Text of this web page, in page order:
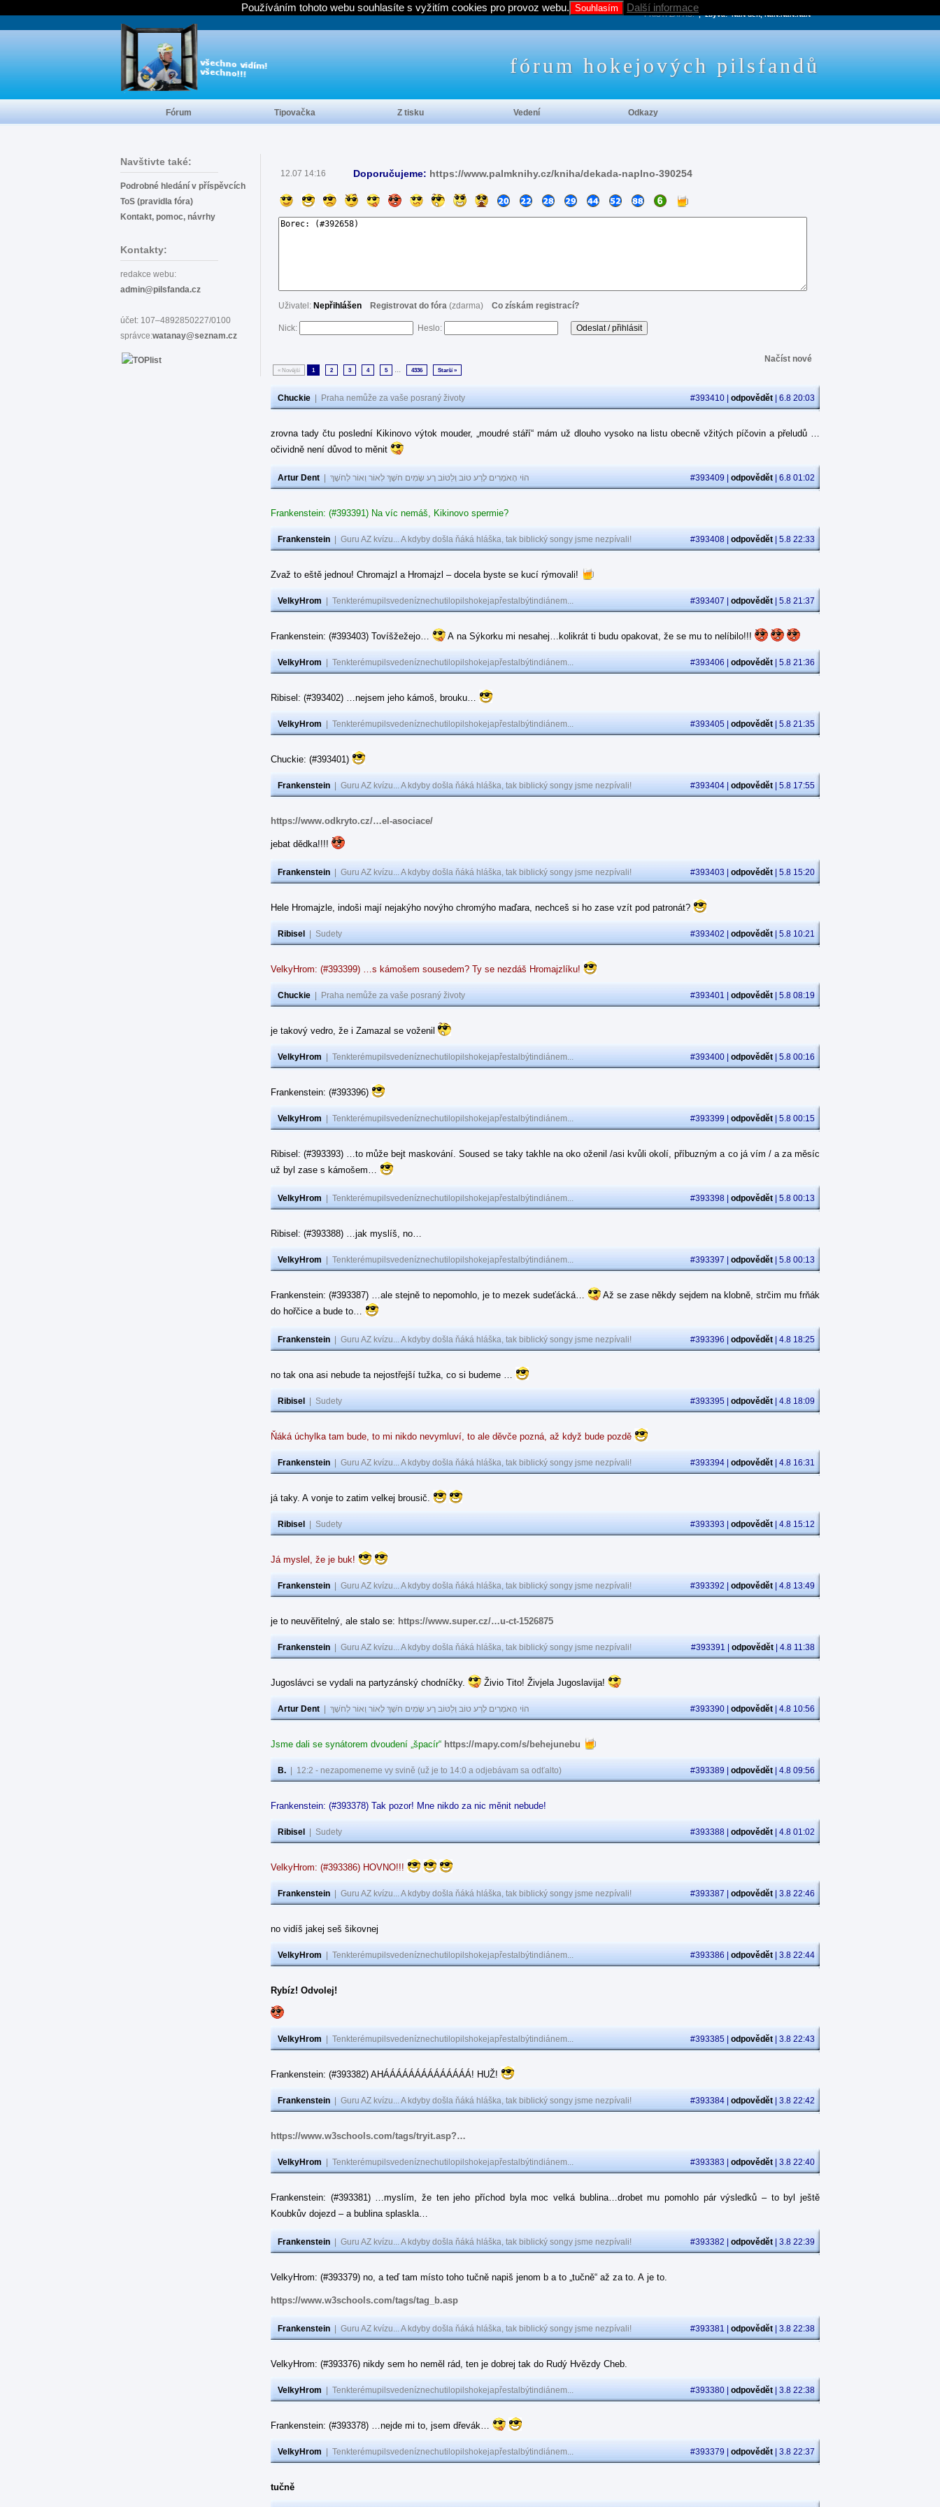
Navštivte také:
Podrobné hledání v příspěvcích
ToS (pravidla fóra)
Kontakt, pomoc, návrhy
Kontakty:
redakce webu:
admin@pilsfanda.cz
účet: 107–4892850227/0100
správce:watanay@seznam.cz
12.07 14:16 Doporučujeme: https://www.palmknihy.cz/kniha/dekada-naplno-390254
Uživatel: Nepřihlášen Registrovat do fóra (zdarma) Co získám registrací?
Nick: Heslo:
Načíst nové
« Novější 1 2 3 4 5 ... 4336 Starší »
Chuckie Praha nemůže za vaše posraný životy #393410 | odpovědět | 6.8 20:03
zrovna tady čtu poslední Kikinovo výtok mouder, „moudré stáří“ mám už dlouho vysoko na listu obecně vžitých píčovin a přeludů …
očividně není důvod to měnit
Artur Dent הוֹי הָאֹמְרִים לָרַע טוֹב וְלַטּוֹב רָע שָׂמִים חֹשֶׁךְ לְאוֹר וְאוֹר לְחֹשֶׁךְ #393409 | odpovědět | 6.8 01:02
Frankenstein: (#393391) Na víc nemáš, Kikinovo spermie?
Frankenstein Guru AZ kvízu... A kdyby došla ňáká hláška, tak biblický songy jsme nezpívali! #393408 | odpovědět | 5.8 22:33
Zvaž to eště jednou! Chromajzl a Hromajzl – docela byste se kucí rýmovali!
VelkyHrom Tenkterémupilsvedeníznechutilopilshokejapřestalbýtindiánem... #393407 | odpovědět | 5.8 21:37
Frankenstein: (#393403) Tovíšžežejo… A na Sýkorku mi nesahej…kolikrát ti budu opakovat, že se mu to nelíbilo!!!
VelkyHrom Tenkterémupilsvedeníznechutilopilshokejapřestalbýtindiánem... #393406 | odpovědět | 5.8 21:36
Ribisel: (#393402) …nejsem jeho kámoš, brouku…
VelkyHrom Tenkterémupilsvedeníznechutilopilshokejapřestalbýtindiánem... #393405 | odpovědět | 5.8 21:35
Chuckie: (#393401)
Frankenstein Guru AZ kvízu... A kdyby došla ňáká hláška, tak biblický songy jsme nezpívali! #393404 | odpovědět | 5.8 17:55
https://www.odkryto.cz/…el-asociace/
jebat dědka!!!!
Frankenstein Guru AZ kvízu... A kdyby došla ňáká hláška, tak biblický songy jsme nezpívali! #393403 | odpovědět | 5.8 15:20
Hele Hromajzle, indoši mají nejakýho novýho chromýho maďara, nechceš si ho zase vzít pod patronát?
Ribisel Sudety #393402 | odpovědět | 5.8 10:21
VelkyHrom: (#393399) …s kámošem sousedem? Ty se nezdáš Hromajzlíku!
Chuckie Praha nemůže za vaše posraný životy #393401 | odpovědět | 5.8 08:19
je takový vedro, že i Zamazal se voženil
VelkyHrom Tenkterémupilsvedeníznechutilopilshokejapřestalbýtindiánem... #393400 | odpovědět | 5.8 00:16
Frankenstein: (#393396)
VelkyHrom Tenkterémupilsvedeníznechutilopilshokejapřestalbýtindiánem... #393399 | odpovědět | 5.8 00:15
Ribisel: (#393393) …to může bejt maskování. Soused se taky takhle na oko oženil /asi kvůli okolí, příbuzným a co já vím / a za měsíc
už byl zase s kámošem…
VelkyHrom Tenkterémupilsvedeníznechutilopilshokejapřestalbýtindiánem... #393398 | odpovědět | 5.8 00:13
Ribisel: (#393388) …jak myslíš, no…
VelkyHrom Tenkterémupilsvedeníznechutilopilshokejapřestalbýtindiánem... #393397 | odpovědět | 5.8 00:13
Frankenstein: (#393387) …ale stejně to nepomohlo, je to mezek sudeťácká…
Až se zase někdy sejdem na klobně, strčim mu frňák
do hořčice a bude to…
Frankenstein Guru AZ kvízu... A kdyby došla ňáká hláška, tak biblický songy jsme nezpívali! #393396 | odpovědět | 4.8 18:25
no tak ona asi nebude ta nejostřejší tužka, co si budeme …
Ribisel Sudety #393395 | odpovědět | 4.8 18:09
Ňáká úchylka tam bude, to mi nikdo nevymluví, to ale děvče pozná, až když bude pozdě
Frankenstein Guru AZ kvízu... A kdyby došla ňáká hláška, tak biblický songy jsme nezpívali! #393394 | odpovědět | 4.8 16:31
já taky. A vonje to zatim velkej brousič.
Ribisel Sudety #393393 | odpovědět | 4.8 15:12
Já myslel, že je buk!
Frankenstein Guru AZ kvízu... A kdyby došla ňáká hláška, tak biblický songy jsme nezpívali! #393392 | odpovědět | 4.8 13:49
je to neuvěřitelný, ale stalo se: https://www.super.cz/…u-ct-1526875
Frankenstein Guru AZ kvízu... A kdyby došla ňáká hláška, tak biblický songy jsme nezpívali! #393391 | odpovědět | 4.8 11:38
Jugoslávci se vydali na partyzánský chodníčky. Živio Tito! Živjela Jugoslavija!
Artur Dent הוֹי הָאֹמְרִים לָרַע טוֹב וְלַטּוֹב רָע שָׂמִים חֹשֶׁךְ לְאוֹר וְאוֹר לְחֹשֶׁךְ #393390 | odpovědět | 4.8 10:56
Jsme dali se synátorem dvoudení „špacír“ https://mapy.com/s/behejunebu
B. 12:2 - nezapomeneme vy svině (už je to 14:0 a odjebávam sa odťalto) #393389 | odpovědět | 4.8 09:56
Frankenstein: (#393378) Tak pozor! Mne nikdo za nic měnit nebude!
Ribisel Sudety #393388 | odpovědět | 4.8 01:02
VelkyHrom: (#393386) HOVNO!!!
Frankenstein Guru AZ kvízu... A kdyby došla ňáká hláška, tak biblický songy jsme nezpívali! #393387 | odpovědět | 3.8 22:46
no vidíš jakej seš šikovnej
VelkyHrom Tenkterémupilsvedeníznechutilopilshokejapřestalbýtindiánem... #393386 | odpovědět | 3.8 22:44
Rybíz! Odvolej!
VelkyHrom Tenkterémupilsvedeníznechutilopilshokejapřestalbýtindiánem... #393385 | odpovědět | 3.8 22:43
Frankenstein: (#393382) AHÁÁÁÁÁÁÁÁÁÁÁÁÁÁ! HUŽ!
Frankenstein Guru AZ kvízu... A kdyby došla ňáká hláška, tak biblický songy jsme nezpívali! #393384 | odpovědět | 3.8 22:42
https://www.w3schools.com/tags/tryit.asp?…
VelkyHrom Tenkterémupilsvedeníznechutilopilshokejapřestalbýtindiánem... #393383 | odpovědět | 3.8 22:40
Frankenstein: (#393381) …myslím, že ten jeho příchod byla moc velká bublina…drobet mu pomohlo pár výsledků – to byl ještě
Koubkův dojezd – a bublina splaskla…
Frankenstein Guru AZ kvízu... A kdyby došla ňáká hláška, tak biblický songy jsme nezpívali! #393382 | odpovědět | 3.8 22:39
VelkyHrom: (#393379) no, a teď tam místo toho tučně napiš jenom b a to „tučně“ až za to. A je to.
https://www.w3schools.com/tags/tag_b.asp
Frankenstein Guru AZ kvízu... A kdyby došla ňáká hláška, tak biblický songy jsme nezpívali! #393381 | odpovědět | 3.8 22:38
VelkyHrom: (#393376) nikdy sem ho neměl rád, ten je dobrej tak do Rudý Hvězdy Cheb.
VelkyHrom Tenkterémupilsvedeníznechutilopilshokejapřestalbýtindiánem... #393380 | odpovědět | 3.8 22:38
Frankenstein: (#393378) …nejde mi to, jsem dřevák…
VelkyHrom Tenkterémupilsvedeníznechutilopilshokejapřestalbýtindiánem... #393379 | odpovědět | 3.8 22:37
tučně
PRÍŠTÍ ZÁPAS:, zbývá:NaN den, NaN:NaN:NaN
fórum hokejových pilsfandů
Fórum Tipovačka Z tisku Vedení Odkazy
Používáním tohoto webu souhlasíte s vyžitím cookies pro provoz webu. Souhlasím Další informace